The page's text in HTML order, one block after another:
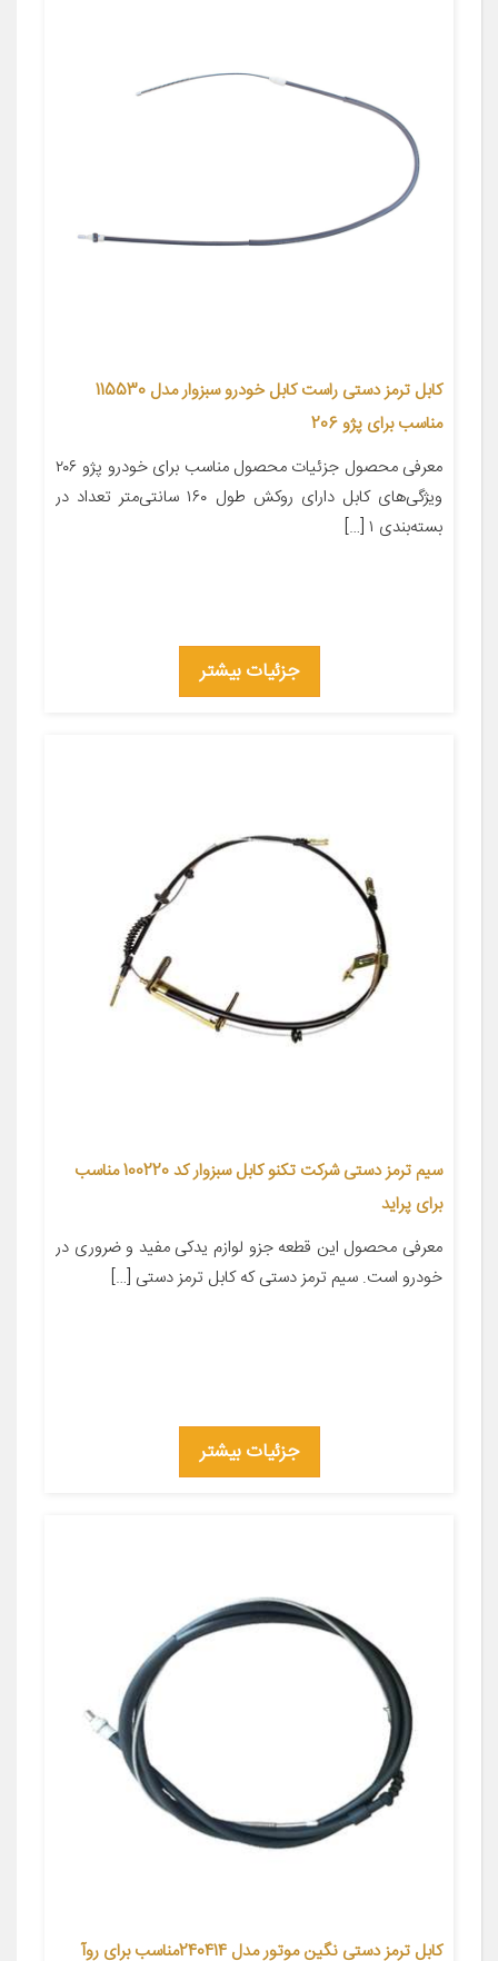
کابل ترمز دستی راست کابل خودرو سبزوار مدل 115530
مناسب برای پژو 206
معرفی محصول جزئیات محصول مناسب برای خودرو پژو ۲۰۶
ویژگی‌های کابل دارای روکش طول ۱۶۰ سانتی‌متر تعداد در
بسته‌بندی ۱ […]
جزئیات بیشتر
سیم ترمز دستی شرکت تکنو کابل سبزوار کد 100220 مناسب
برای پراید
معرفی محصول این قطعه جزو لوازم یدکی مفید و ضروری در
خودرو است. سیم ترمز دستی که کابل ترمز دستی […]
جزئیات بیشتر
کابل ترمز دستی نگین موتور مدل 240414مناسب برای روآ